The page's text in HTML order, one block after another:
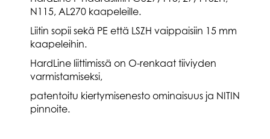
N115, AL270 kaapeleille.
Liitin sopii sekä PE että LSZH vaippaisiin 15 mm
kaapeleihin.
HardLine liittimissä on O-renkaat tiiviyden
varmistamiseksi,
patentoitu kiertymisenesto ominaisuus ja NITIN
pinnoite.